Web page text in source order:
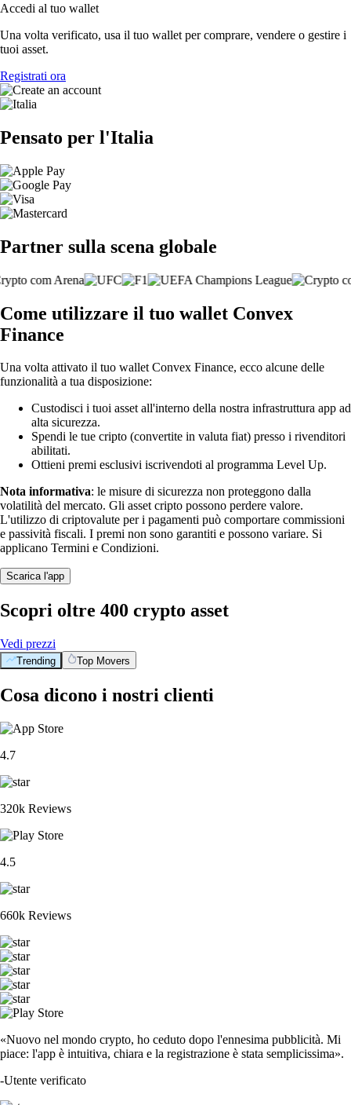
Accedi al tuo wallet
Una volta verificato, usa il tuo wallet per comprare, vendere o gestire i
tuoi asset.
Registrati ora
Pensato per l'Italia
Partner sulla scena globale
Come utilizzare il tuo wallet Convex
Finance
Una volta attivato il tuo wallet Convex Finance, ecco alcune delle
funzionalità a tua disposizione:
Custodisci i tuoi asset all'interno della nostra infrastruttura app ad
alta sicurezza.
Spendi le tue cripto (convertite in valuta fiat) presso i rivenditori
abilitati.
Ottieni premi esclusivi iscrivendoti al programma Level Up.
Nota informativa: le misure di sicurezza non proteggono dalla
volatilità del mercato. Gli asset cripto possono perdere valore.
L'utilizzo di criptovalute per i pagamenti può comportare commissioni
e passività fiscali. I premi non sono garantiti e possono variare. Si
applicano Termini e Condizioni.
Scarica l'app
Scopri oltre 400 crypto asset
Vedi prezzi
Trending Top Movers
Cosa dicono i nostri clienti
4.7
320k Reviews
4.5
660k Reviews
«Nuovo nel mondo crypto, ho ceduto dopo l'ennesima pubblicità. Mi
piace: l'app è intuitiva, chiara e la registrazione è stata semplicissima».
-Utente verificato